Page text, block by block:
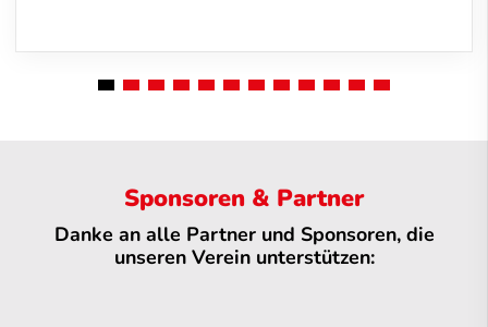
Sponsoren & Partner
Danke an alle Partner und Sponsoren, die
unseren Verein unterstützen: